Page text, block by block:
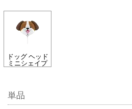
ドッグ ヘッド
ミニシェイプ
単品